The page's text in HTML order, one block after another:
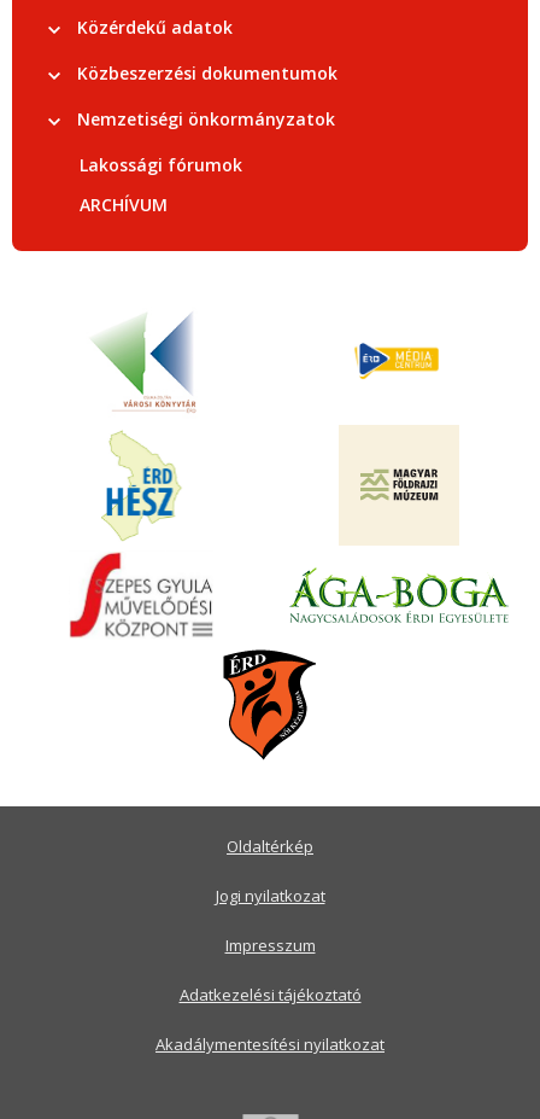
Közérdekű adatok
Közbeszerzési dokumentumok
Nemzetiségi önkormányzatok
Lakossági fórumok
ARCHÍVUM
Oldaltérkép
Jogi nyilatkozat
Impresszum
Adatkezelési tájékoztató
Akadálymentesítési nyilatkozat